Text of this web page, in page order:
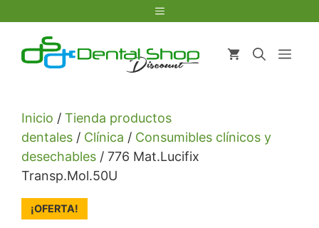
contenido
Menú
Inicio / Tienda productos
dentales / Clínica / Consumibles clínicos y
desechables / 776 Mat.Lucifix
Transp.Mol.50U
¡OFERTA!